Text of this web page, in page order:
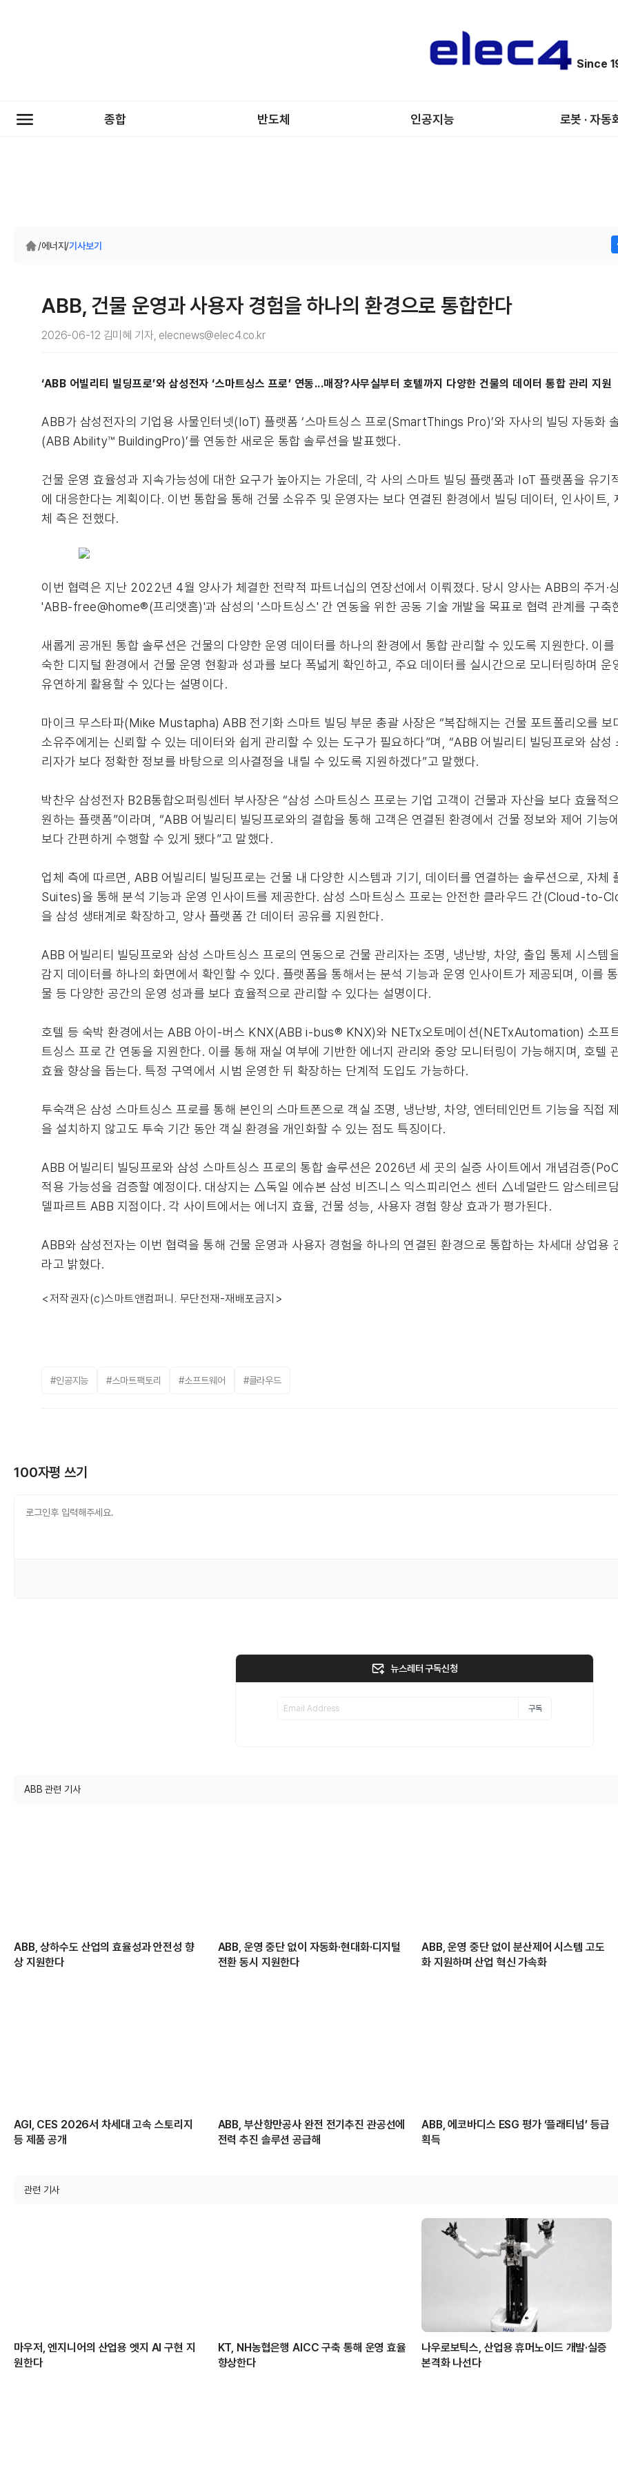
Since
종합 반도체 인공지능 로봇 · 자동
/에너지/기사보기
ABB, 건물 운영과 사용자 경험을 하나의 환경으로 통합한다
2026-06-12 김미혜 기자, elecnews@elec4.co.kr
‘ABB 어빌리티 빌딩프로’와 삼성전자 ‘스마트싱스 프로’ 연동...매장?사무실부터 호텔까지 다양한 건물의 데이터 통합 관리 지원
ABB가 삼성전자의 기업용 사물인터넷(IoT) 플랫폼 ‘스마트싱스 프로(SmartThings Pro)’와 자사의 빌딩 자동화
(ABB Ability™ BuildingPro)’를 연동한 새로운 통합 솔루션을 발표했다.
건물 운영 효율성과 지속가능성에 대한 요구가 높아지는 가운데, 각 사의 스마트 빌딩 플랫폼과 IoT 플랫폼을 유기
에 대응한다는 계획이다. 이번 통합을 통해 건물 소유주 및 운영자는 보다 연결된 환경에서 빌딩 데이터, 인사이트,
체 측은 전했다.
이번 협력은 지난 2022년 4월 양사가 체결한 전략적 파트너십의 연장선에서 이뤄졌다. 당시 양사는 ABB의 주거·
'ABB-free@home®(프리앳홈)'과 삼성의 '스마트싱스' 간 연동을 위한 공동 기술 개발을 목표로 협력 관계를 구축
새롭게 공개된 통합 솔루션은 건물의 다양한 운영 데이터를 하나의 환경에서 통합 관리할 수 있도록 지원한다. 이
숙한 디지털 환경에서 건물 운영 현황과 성과를 보다 폭넓게 확인하고, 주요 데이터를 실시간으로 모니터링하며
유연하게 활용할 수 있다는 설명이다.
마이크 무스타파(Mike Mustapha) ABB 전기화 스마트 빌딩 부문 총괄 사장은 “복잡해지는 건물 포트폴리오를 보
소유주에게는 신뢰할 수 있는 데이터와 쉽게 관리할 수 있는 도구가 필요하다”며, “ABB 어빌리티 빌딩프로와 삼
리자가 보다 정확한 정보를 바탕으로 의사결정을 내릴 수 있도록 지원하겠다”고 말했다.
박찬우 삼성전자 B2B통합오퍼링센터 부사장은 “삼성 스마트싱스 프로는 기업 고객이 건물과 자산을 보다 효율적
원하는 플랫폼”이라며, “ABB 어빌리티 빌딩프로와의 결합을 통해 고객은 연결된 환경에서 건물 정보와 제어 기능
보다 간편하게 수행할 수 있게 됐다”고 말했다.
업체 측에 따르면, ABB 어빌리티 빌딩프로는 건물 내 다양한 시스템과 기기, 데이터를 연결하는 솔루션으로, 자
Suites)을 통해 분석 기능과 운영 인사이트를 제공한다. 삼성 스마트싱스 프로는 안전한 클라우드 간(Cloud-to-
을 삼성 생태계로 확장하고, 양사 플랫폼 간 데이터 공유를 지원한다.
ABB 어빌리티 빌딩프로와 삼성 스마트싱스 프로의 연동으로 건물 관리자는 조명, 냉난방, 차양, 출입 통제 시스템
감지 데이터를 하나의 화면에서 확인할 수 있다. 플랫폼을 통해서는 분석 기능과 운영 인사이트가 제공되며, 이를
물 등 다양한 공간의 운영 성과를 보다 효율적으로 관리할 수 있다는 설명이다.
호텔 등 숙박 환경에서는 ABB 아이-버스 KNX(ABB i-bus® KNX)와 NETx오토메이션(NETxAutomation) 소프
트싱스 프로 간 연동을 지원한다. 이를 통해 재실 여부에 기반한 에너지 관리와 중앙 모니터링이 가능해지며, 호텔
효율 향상을 돕는다. 특정 구역에서 시범 운영한 뒤 확장하는 단계적 도입도 가능하다.
투숙객은 삼성 스마트싱스 프로를 통해 본인의 스마트폰으로 객실 조명, 냉난방, 차양, 엔터테인먼트 기능을 직접
을 설치하지 않고도 투숙 기간 동안 객실 환경을 개인화할 수 있는 점도 특징이다.
ABB 어빌리티 빌딩프로와 삼성 스마트싱스 프로의 통합 솔루션은 2026년 세 곳의 실증 사이트에서 개념검증
적용 가능성을 검증할 예정이다. 대상지는 △독일 에슈본 삼성 비즈니스 익스피리언스 센터 △네덜란드 암스테르
델파르트 ABB 지점이다. 각 사이트에서는 에너지 효율, 건물 성능, 사용자 경험 향상 효과가 평가된다.
ABB와 삼성전자는 이번 협력을 통해 건물 운영과 사용자 경험을 하나의 연결된 환경으로 통합하는 차세대 상업용
라고 밝혔다.
<저작권자(c)스마트앤컴퍼니. 무단전재-재배포금지>
#인공지능 #스마트팩토리 #소프트웨어 #클라우드
100자평 쓰기
뉴스레터 구독신청
구독
ABB 관련 기사
ABB, 상하수도 산업의 효율성과 안전성 향
상 지원한다
ABB, 운영 중단 없이 자동화·현대화·디지털
전환 동시 지원한다
ABB, 운영 중단 없이 분산제어 시스템 고도
화 지원하며 산업 혁신 가속화
AGI, CES 2026서 차세대 고속 스토리지
등 제품 공개
ABB, 부산항만공사 완전 전기추진 관공선에
전력 추진 솔루션 공급해
ABB, 에코바디스 ESG 평가 ‘플래티넘’ 등급
획득
관련 기사
마우저, 엔지니어의 산업용 엣지 AI 구현 지
원한다
KT, NH농협은행 AICC 구축 통해 운영 효율
향상한다
나우로보틱스, 산업용 휴머노이드 개발·실증
본격화 나선다